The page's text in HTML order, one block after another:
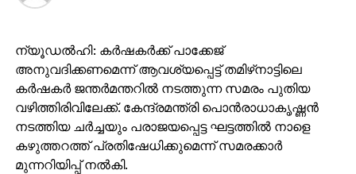
ന്യൂഡല്‍ഹി: കര്‍ഷകര്‍ക്ക് പാക്കേജ്
അനുവദിക്കണമെന്ന് ആവശ്യപ്പെട്ട് തമിഴ്‌നാട്ടിലെ
കര്‍ഷകര്‍ ജന്തര്‍മന്തറില്‍ നടത്തുന്ന സമരം പുതിയ
വഴിത്തിരിവിലേക്ക്. കേന്ദ്രമന്ത്രി പൊന്‍രാധാകൃഷ്ണന്‍
നടത്തിയ ചര്‍ച്ചയും പരാജയപ്പെട്ട ഘട്ടത്തില്‍ നാളെ
കഴുത്തറത്ത് പ്രതിഷേധിക്കുമെന്ന് സമരക്കാര്‍
മുന്നറിയിപ്പ് നല്‍കി.